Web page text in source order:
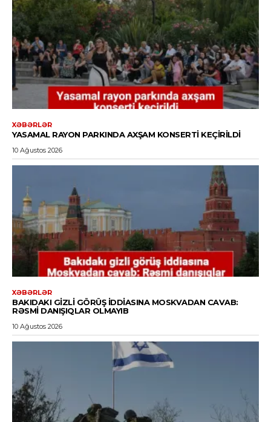
XƏBƏRLƏR
YASAMAL RAYON PARKINDA AXŞAM KONSERTI KEÇIRILDI
10 Ağustos 2026
XƏBƏRLƏR
BAKIDAKI GIZLI GÖRÜŞ IDDIASINA MOSKVADAN CAVAB:
RƏSMI DANIŞIQLAR OLMAYIB
10 Ağustos 2026